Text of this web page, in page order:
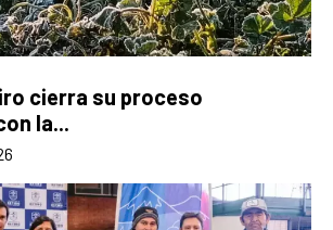
cierra su proceso
la...